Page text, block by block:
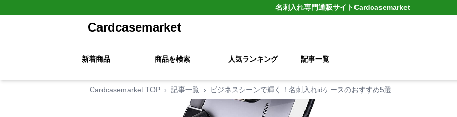
名刺入れ専門通販サイトCardcasemarket
Cardcasemarket
新着商品 商品を検索 人気ランキング 記事一覧
Cardcasemarket TOP › 記事一覧 › ビジネスシーンで輝く！名刺入れidケースのおすすめ5選